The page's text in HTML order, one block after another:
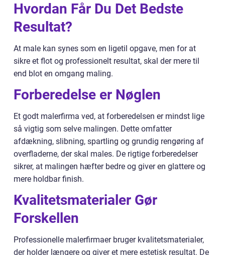
Hvordan Får Du Det Bedste
Resultat?
At male kan synes som en ligetil opgave, men for at
sikre et flot og professionelt resultat, skal der mere til
end blot en omgang maling.
Forberedelse er Nøglen
Et godt malerfirma ved, at forberedelsen er mindst lige
så vigtig som selve malingen. Dette omfatter
afdækning, slibning, spartling og grundig rengøring af
overfladerne, der skal males. De rigtige forberedelser
sikrer, at malingen hæfter bedre og giver en glattere og
mere holdbar finish.
Kvalitetsmaterialer Gør
Forskellen
Professionelle malerfirmaer bruger kvalitetsmaterialer,
der holder længere og giver et mere estetisk resultat. De